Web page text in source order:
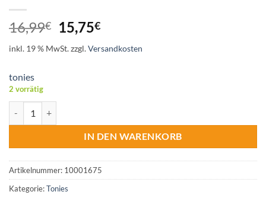
16,99€
Ursprünglicher
Preis
war:
15,75€Aktueller
ist:
inkl. 19 % MwSt.zzgl.Versandkosten
tonies
2 vorrätig
IN DEN WARENKORB
Artikelnummer: 10001675
Kategorie:Tonies